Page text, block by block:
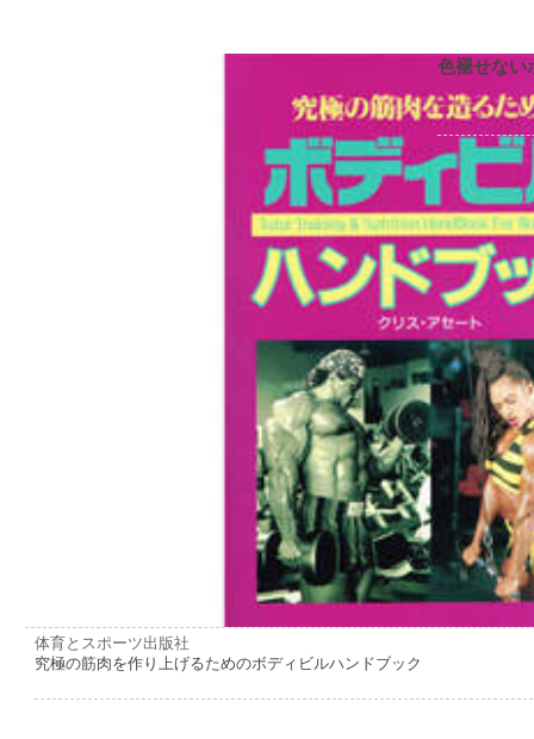
色褪せない
体育とスポーツ出版社
究極の筋肉を作り上げるためのボディビルハンドブック